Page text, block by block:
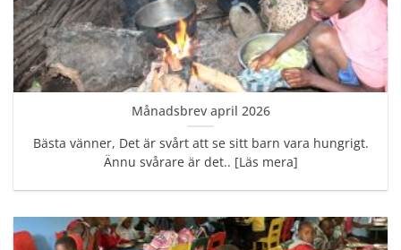
Månadsbrev april 2026
Bästa vänner, Det är svårt att se sitt barn vara hungrigt.
Ännu svårare är det.. [Läs mera]